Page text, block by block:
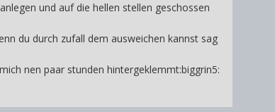
und auf die hellen stellen geschossen
du durch zufall dem ausweichen kannst sag
nen paar stunden hintergeklemmt:biggrin5: